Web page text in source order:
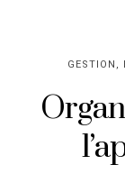
GESTION,